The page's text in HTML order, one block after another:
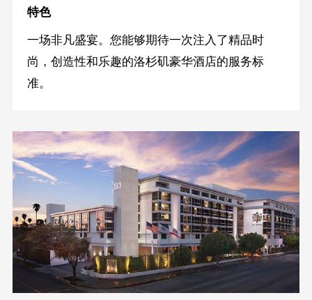
特色
一场非凡盛宴。您能够期待一次注入了精品时
尚，创造性和乐趣的洛杉矶豪华酒店的服务标
准。